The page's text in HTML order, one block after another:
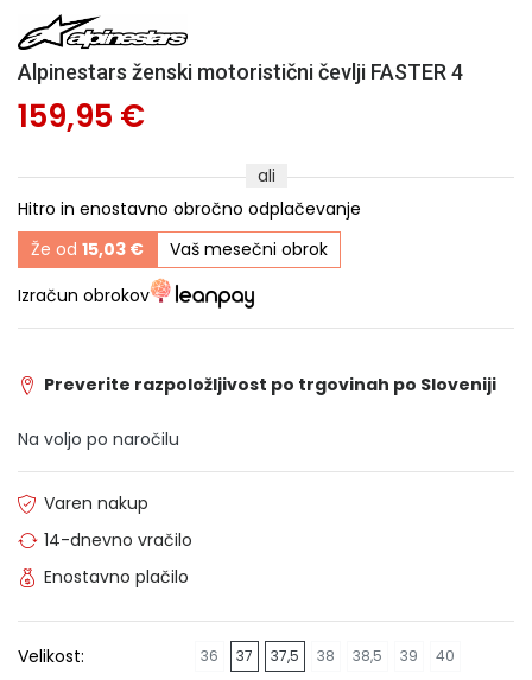
Alpinestars ženski motoristični čevlji FASTER 4
159,95 €
ali
Hitro in enostavno obročno odplačevanje
Že od 15,03 €
Vaš mesečni obrok
Izračun obrokov
Preverite razpoložljivost po trgovinah po Sloveniji
Na voljo po naročilu
Varen nakup
14-dnevno vračilo
Enostavno plačilo
Velikost: 36 37 37,5 38 38,5 39 40